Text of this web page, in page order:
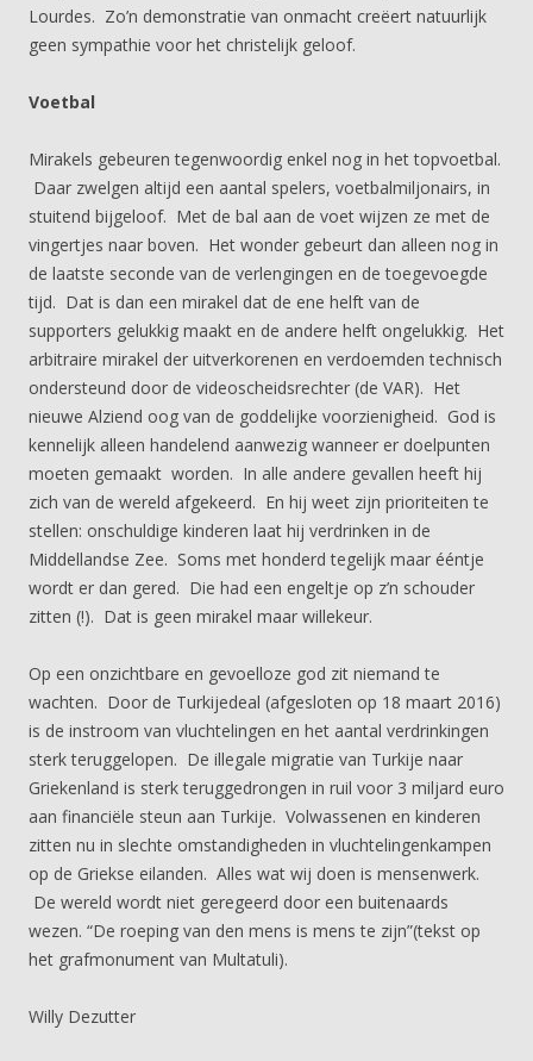
Lourdes. Zo’n demonstratie van onmacht creëert natuurlijk
geen sympathie voor het christelijk geloof.
Voetbal
Mirakels gebeuren tegenwoordig enkel nog in het topvoetbal.
Daar zwelgen altijd een aantal spelers, voetbalmiljonairs, in
stuitend bijgeloof. Met de bal aan de voet wijzen ze met de
vingertjes naar boven. Het wonder gebeurt dan alleen nog in
de laatste seconde van de verlengingen en de toegevoegde
tijd. Dat is dan een mirakel dat de ene helft van de
supporters gelukkig maakt en de andere helft ongelukkig. Het
arbitraire mirakel der uitverkorenen en verdoemden technisch
ondersteund door de videoscheidsrechter (de VAR). Het
nieuwe Alziend oog van de goddelijke voorzienigheid. God is
kennelijk alleen handelend aanwezig wanneer er doelpunten
moeten gemaakt worden. In alle andere gevallen heeft hij
zich van de wereld afgekeerd. En hij weet zijn prioriteiten te
stellen: onschuldige kinderen laat hij verdrinken in de
Middellandse Zee. Soms met honderd tegelijk maar ééntje
wordt er dan gered. Die had een engeltje op z’n schouder
zitten (!). Dat is geen mirakel maar willekeur.
Op een onzichtbare en gevoelloze god zit niemand te
wachten. Door de Turkijedeal (afgesloten op 18 maart 2016)
is de instroom van vluchtelingen en het aantal verdrinkingen
sterk teruggelopen. De illegale migratie van Turkije naar
Griekenland is sterk teruggedrongen in ruil voor 3 miljard euro
aan financiële steun aan Turkije. Volwassenen en kinderen
zitten nu in slechte omstandigheden in vluchtelingenkampen
op de Griekse eilanden. Alles wat wij doen is mensenwerk.
De wereld wordt niet geregeerd door een buitenaards
wezen. “De roeping van den mens is mens te zijn”(tekst op
het grafmonument van Multatuli).
Willy Dezutter